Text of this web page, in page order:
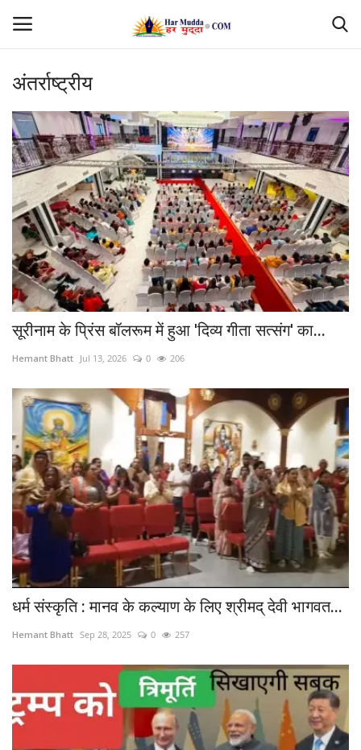
Login
Home
Contact
देश
मध्यप्रदेश
छत्तीसगढ़
अंतर्राष्ट्रीय
कला संस्कृति
धर्म
रेलवे
शख्सियत
मनोरंजन
धर्म-संस्कृति
खेल सरोकार
अंतर्राष्ट्रीय
सूरीनाम के प्रिंस बॉलरूम में हुआ 'दिव्य गीता सत्संग' का...
Hemant Bhatt Jul 13, 2026 0 206
धर्म संस्कृति : मानव के कल्याण के लिए श्रीमद् देवी भागवत...
Hemant Bhatt Sep 28, 2025 0 257